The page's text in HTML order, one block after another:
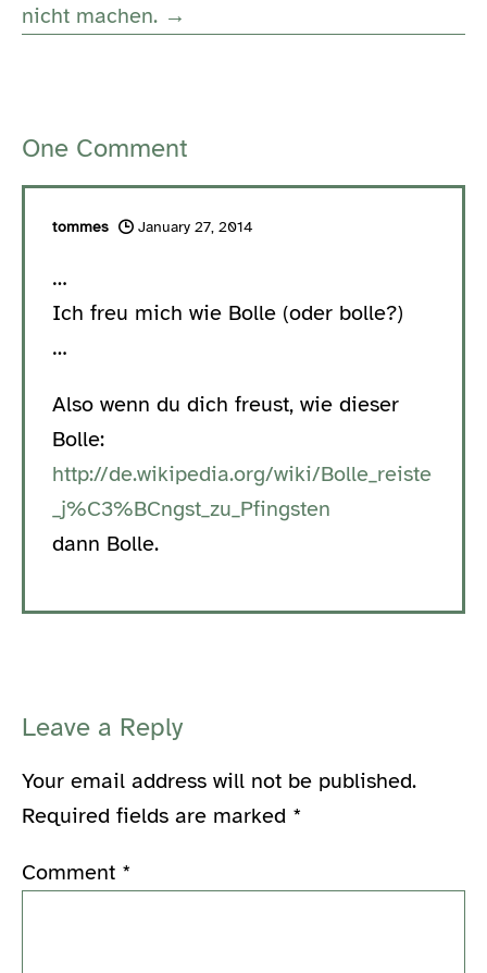
nicht machen. →
One Comment
tommes January 27, 2014
…
Ich freu mich wie Bolle (oder bolle?)
…
Also wenn du dich freust, wie dieser
Bolle:
http://de.wikipedia.org/wiki/Bolle_reiste
_j%C3%BCngst_zu_Pfingsten
dann Bolle.
Leave a Reply
Your email address will not be published.
Required fields are marked *
Comment *